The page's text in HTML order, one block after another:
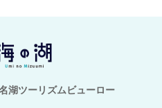
湖ツーリズムビューロー